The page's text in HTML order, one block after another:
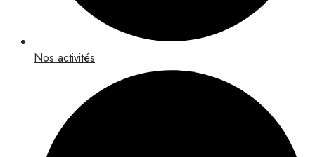
Nos activités